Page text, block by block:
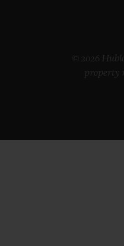
© 2026
property